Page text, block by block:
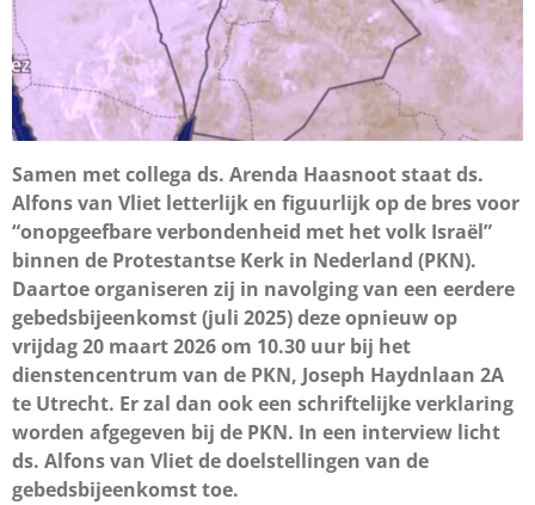
Samen met collega ds. Arenda Haasnoot staat ds.
Alfons van Vliet letterlijk en figuurlijk op de bres voor
“onopgeefbare verbondenheid met het volk Israël”
binnen de Protestantse Kerk in Nederland (PKN).
Daartoe organiseren zij in navolging van een eerdere
gebedsbijeenkomst (juli 2025) deze opnieuw op
vrijdag 20 maart 2026 om 10.30 uur bij het
dienstencentrum van de PKN, Joseph Haydnlaan 2A
te Utrecht. Er zal dan ook een schriftelijke verklaring
worden afgegeven bij de PKN. In een interview licht
ds. Alfons van Vliet de doelstellingen van de
gebedsbijeenkomst toe.